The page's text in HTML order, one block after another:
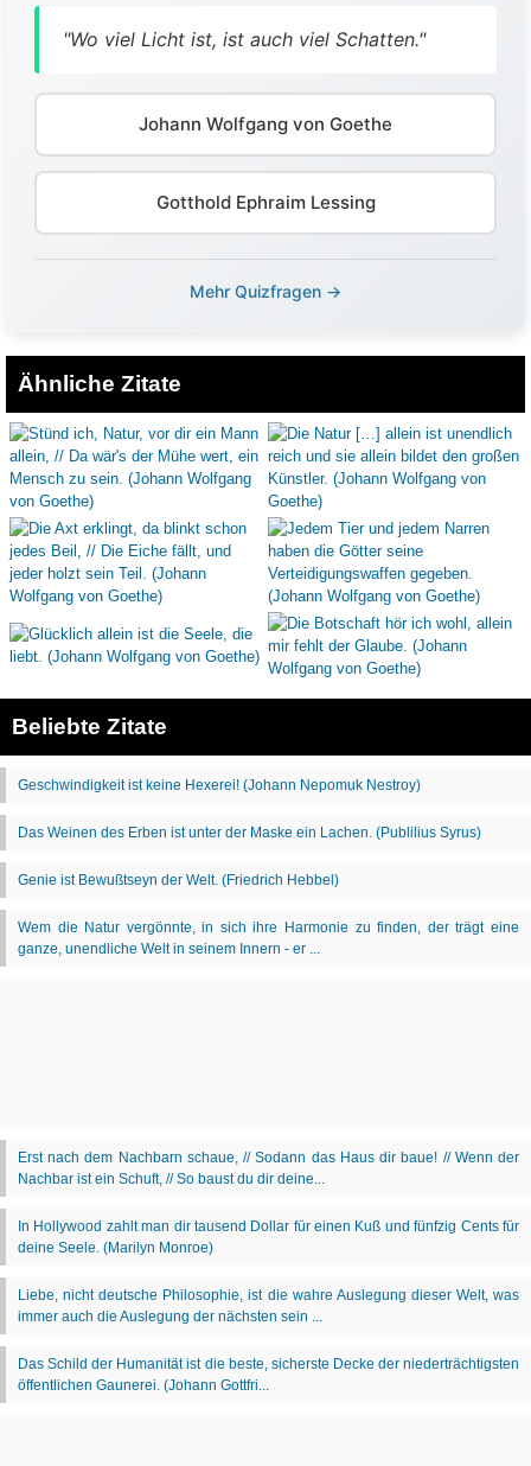
"Wo viel Licht ist, ist auch viel Schatten."
Johann Wolfgang von Goethe
Gotthold Ephraim Lessing
Mehr Quizfragen →
Ähnliche Zitate
Beliebte Zitate